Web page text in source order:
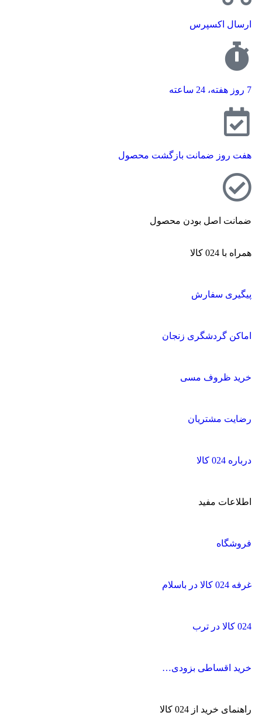
ارسال اکسپرس
7 روز هفته، 24 ساعته
هفت روز ضمانت بازگشت محصول
ضمانت اصل بودن محصول
همراه با 024 کالا
پیگیری سفارش
اماکن گردشگری زنجان
خرید ظروف مسی
رضایت مشتریان
درباره 024 کالا
اطلاعات مفید
فروشگاه
غرفه 024 کالا در باسلام
024 کالا در ترب
خرید اقساطی بزودی…
راهنمای خرید از 024 کالا